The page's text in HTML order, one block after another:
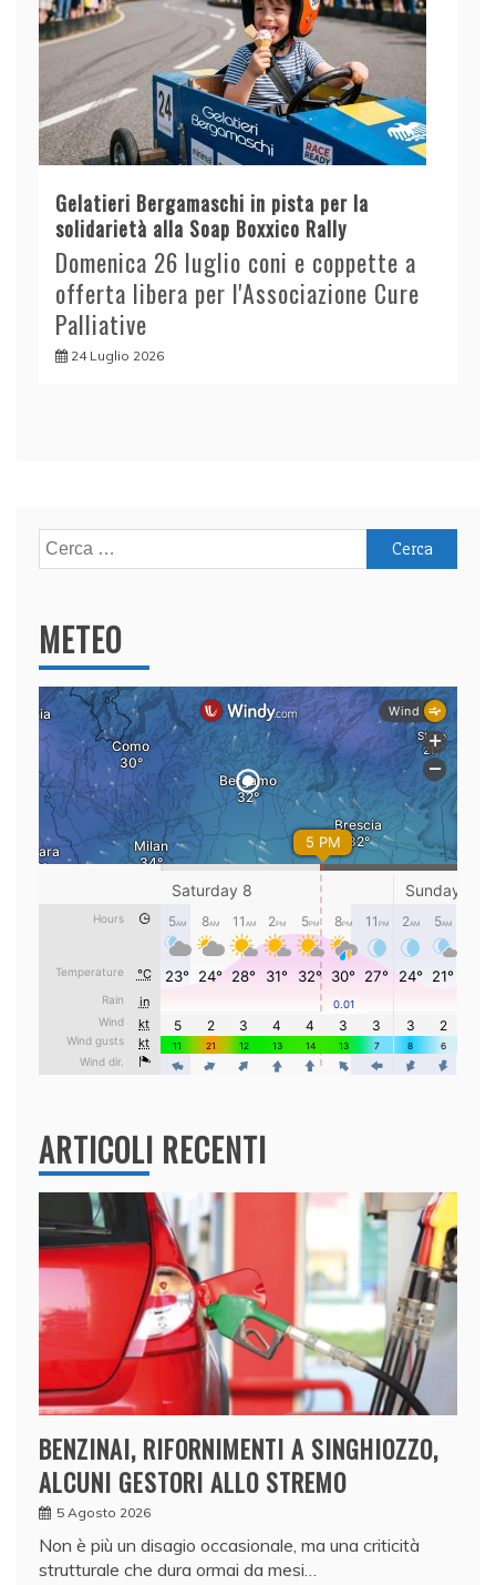
Gelatieri Bergamaschi in pista per la
solidarietà alla Soap Boxxico Rally
Domenica 26 luglio coni e coppette a
offerta libera per l'Associazione Cure
Palliative
24 Luglio 2026
Ricerca
per:
METEO
ARTICOLI RECENTI
BENZINAI, RIFORNIMENTI A SINGHIOZZO,
ALCUNI GESTORI ALLO STREMO
5 Agosto 2026
Non è più un disagio occasionale, ma una criticità
strutturale che dura ormai da mesi…